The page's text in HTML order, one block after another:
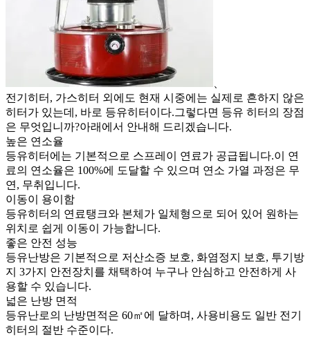
전기히터, 가스히터 외에도 현재 시중에는 실제로 흔하지 않은
히터가 있는데, 바로 등유히터이다.그렇다면 등유 히터의 장점
은 무엇입니까?아래에서 안내해 드리겠습니다.
높은 연소율
등유히터에는 기본적으로 스프레이 연료가 공급됩니다.이 연
료의 연소율은 100%에 도달할 수 있으며 연소 가열 과정은 무
연, 무취입니다.
이동이 용이함
등유히터의 연료탱크와 본체가 일체형으로 되어 있어 원하는
위치로 쉽게 이동이 가능합니다.
좋은 안전 성능
등유난방은 기본적으로 저산소증 보호, 화염정지 보호, 투기방
지 3가지 안전장치를 채택하여 누구나 안심하고 안전하게 사
용할 수 있습니다.
넓은 난방 면적
등유난로의 난방면적은 60㎡에 달하며, 사용비용도 일반 전기
히터의 절반 수준이다.